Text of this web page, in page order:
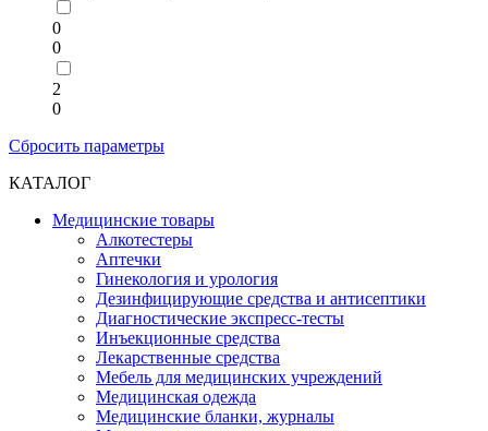
0
0
2
0
Сбросить параметры
КАТАЛОГ
Медицинские товары
Алкотестеры
Аптечки
Гинекология и урология
Дезинфицирующие средства и антисептики
Диагностические экспресс-тесты
Инъекционные средства
Лекарственные средства
Мебель для медицинских учреждений
Медицинская одежда
Медицинские бланки, журналы